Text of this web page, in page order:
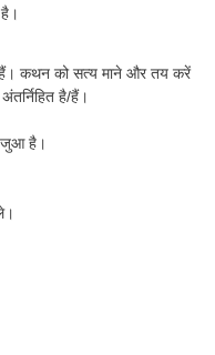
कथन को सत्य माने और तय करें
है/हैं।
जुआ है।